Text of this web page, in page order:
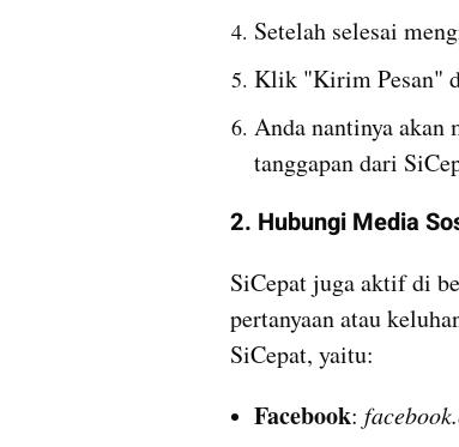
Setelah selesai
Klik "Kirim Pesan"
Anda nantinya
tanggapan dari
2. Hubungi Media
SiCepat juga aktif di
pertanyaan atau
SiCepat, yaitu:
Facebook: